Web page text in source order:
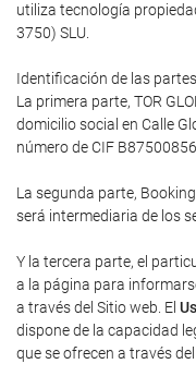
utiliza tecnología
3750) SLU.
Identificación de las partes
La primera parte, TOR
domicilio social en Calle
número de CIF
La segunda parte,
será intermediaria de los
Y la tercera parte, el
a la página para
a través del Sitio web. El
dispone de la capacidad
que se ofrecen a través del